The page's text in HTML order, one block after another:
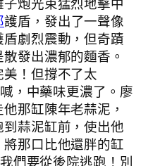
炮光束猛烈地擊中
護盾，發出了一聲像
劇烈震動，但奇蹟
發出濃郁的麵香。
美！但撐不了太
，中藥味更濃了。廖
那缸陳年老蒜泥，
蒜泥缸前，使出他
那口比他還胖的缸
們要從後院逃跑！別